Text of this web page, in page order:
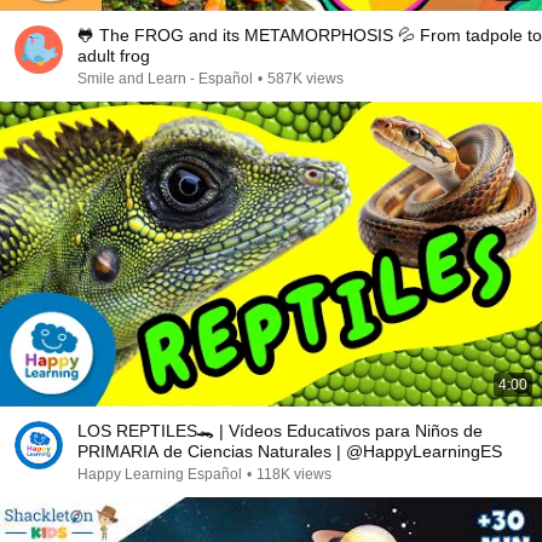
🐸 The FROG and its METAMORPHOSIS 💦 From tadpole to
adult frog
Smile and Learn - Español • 587K views
4:00
LOS REPTILES🐊 | Vídeos Educativos para Niños de
PRIMARIA de Ciencias Naturales | @HappyLearningES
Happy Learning Español • 118K views